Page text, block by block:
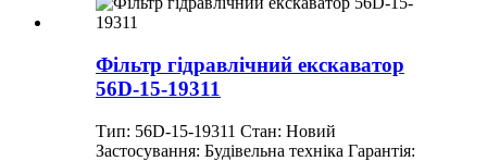
Фільтр гідравлічний екскаватор
56D-15-19311
Тип: 56D-15-19311 Стан: Новий
Застосування: Будівельна техніка Гарантія: